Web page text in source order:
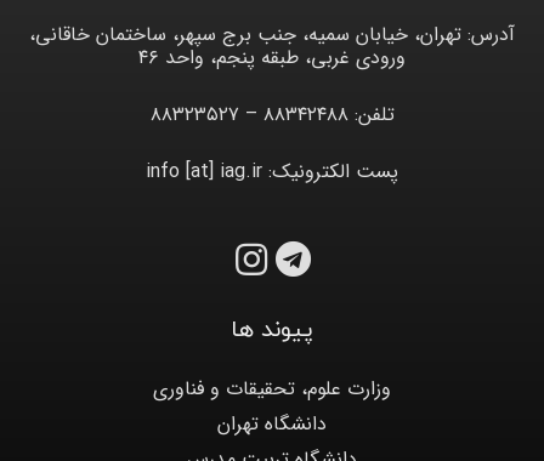
آدرس: تهران، خیابان سمیه، جنب برج سپهر، ساختمان خاقانی،
ورودی غربی، طبقه پنجم، واحد ۴۶
تلفن: ۸۸۳۴۲۴۸۸ – ۸۸۳۲۳۵۲۷
پست الکترونیک: info [at] iag.ir
پیوند ها
وزارت علوم، تحقیقات و فناوری
دانشگاه تهران